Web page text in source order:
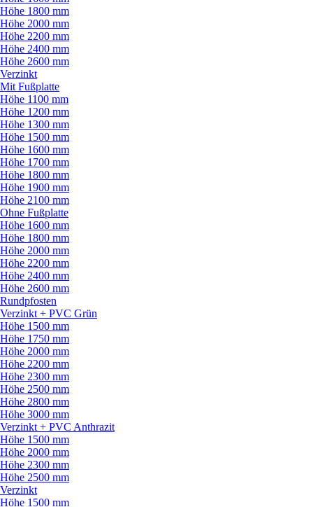
Höhe 1800 mm
Höhe 2000 mm
Höhe 2200 mm
Höhe 2400 mm
Höhe 2600 mm
Verzinkt
Mit Fußplatte
Höhe 1100 mm
Höhe 1200 mm
Höhe 1300 mm
Höhe 1500 mm
Höhe 1600 mm
Höhe 1700 mm
Höhe 1800 mm
Höhe 1900 mm
Höhe 2100 mm
Ohne Fußplatte
Höhe 1600 mm
Höhe 1800 mm
Höhe 2000 mm
Höhe 2200 mm
Höhe 2400 mm
Höhe 2600 mm
Rundpfosten
Verzinkt + PVC Grün
Höhe 1500 mm
Höhe 1750 mm
Höhe 2000 mm
Höhe 2200 mm
Höhe 2300 mm
Höhe 2500 mm
Höhe 2800 mm
Höhe 3000 mm
Verzinkt + PVC Anthrazit
Höhe 1500 mm
Höhe 2000 mm
Höhe 2300 mm
Höhe 2500 mm
Verzinkt
Höhe 1500 mm